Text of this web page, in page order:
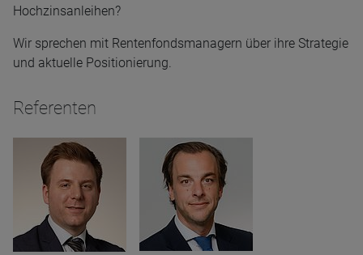
Hochzinsanleihen?
Wir sprechen mit Rentenfondsmanagern über ihre Strategie
und aktuelle Positionierung.
Referenten